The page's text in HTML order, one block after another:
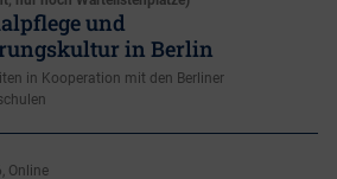
und
in Berlin
in Kooperation mit den Berliner
Online